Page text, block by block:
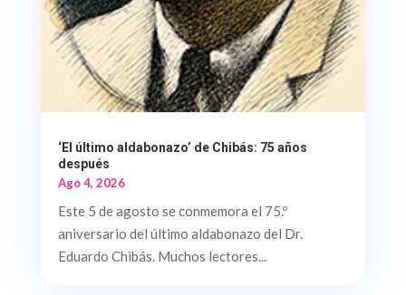
‘El último aldabonazo’ de Chibás: 75 años
después
Ago 4, 2026
Este 5 de agosto se conmemora el 75.º
aniversario del último aldabonazo del Dr.
Eduardo Chibás. Muchos lectores...